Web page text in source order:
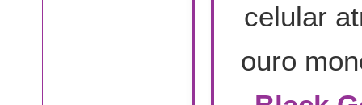
celular
ouro